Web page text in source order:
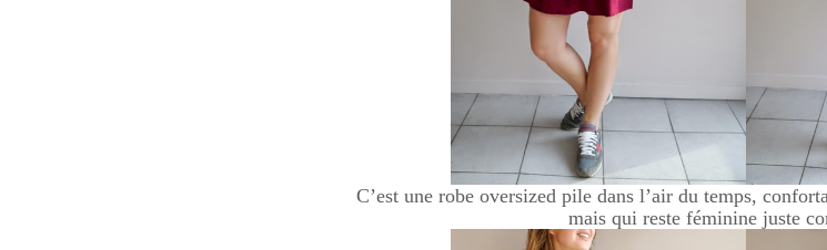
C’est une robe oversized pile dans l’air du temps,
mais qui reste féminine juste